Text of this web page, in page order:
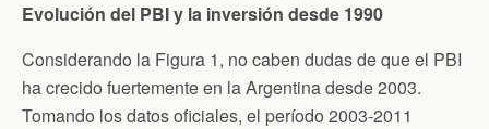
Evolución del PBI y la inversión desde 1990
Considerando la Figura 1, no caben dudas de que el PBI
ha crecido fuertemente en la Argentina desde 2003.
Tomando los datos oficiales, el período 2003-2011